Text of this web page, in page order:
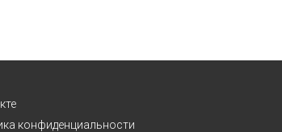
конфиденциальности